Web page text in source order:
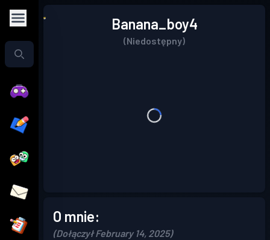
Banana_boy4
(Niedostępny)
O mnie:
(Dołączył February 14, 2025)